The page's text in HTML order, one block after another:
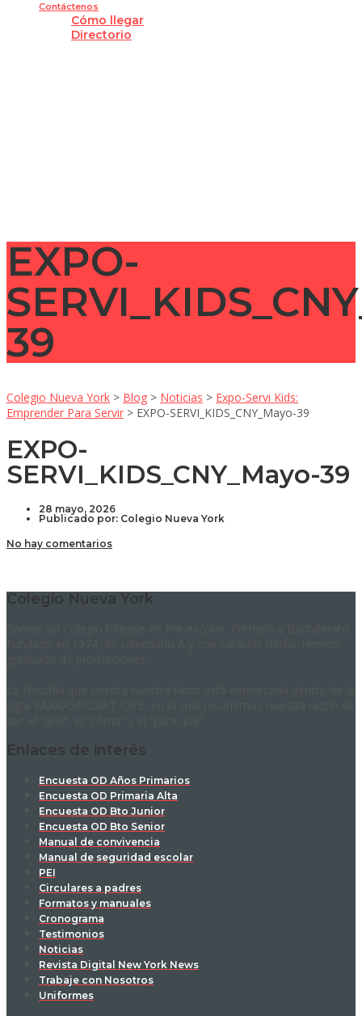
Contáctenos
Cómo llegar
Directorio
EXPO-
39
Colegio Nueva York > Blog > Noticias > Expo-Servi Kids:
Emprender Para Servir > EXPO-SERVI_KIDS_CNY_Mayo-39
EXPO-
SERVI_KIDS_CNY_Mayo-39
28 mayo, 2026
Publicado por: Colegio Nueva York
No hay comentarios
Colegio Nueva York
Enlaces de interés
Encuesta OD Años Primarios
Encuesta OD Primaria Alta
Encuesta OD Bto Junior
Encuesta OD Bto Senior
Manual de convivencia
Manual de seguridad escolar
PEI
Circulares a padres
Formatos y manuales
Cronograma
Testimonios
Noticias
Revista Digital New York News
Trabaje con Nosotros
Uniformes